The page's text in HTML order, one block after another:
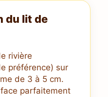
du lit de
rivière
préférence) sur
de 3 à 5 cm.
parfaitement